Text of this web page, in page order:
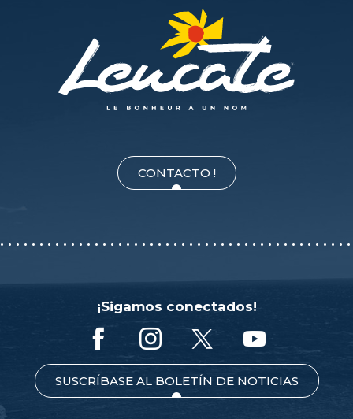
CONTACTO !
¡Sigamos conectados!
SUSCRÍBASE AL BOLETÍN DE NOTICIAS